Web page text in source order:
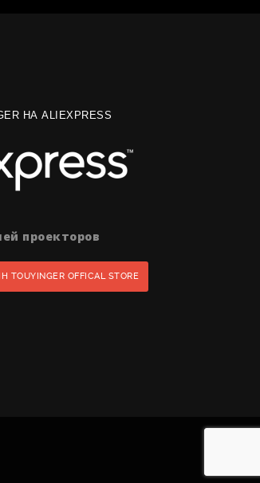
НА ALIEXPRESS
проекторов
OFFICAL STORE